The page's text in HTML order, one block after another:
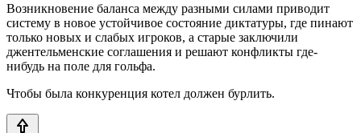
Возникновение баланса между разными силами приводит
систему в новое устойчивое состояние диктатуры, где пинают
только новых и слабых игроков, а старые заключили
джентельменские соглашения и решают конфликты где-
нибудь на поле для гольфа.
Чтобы была конкуренция котел должен бурлить.